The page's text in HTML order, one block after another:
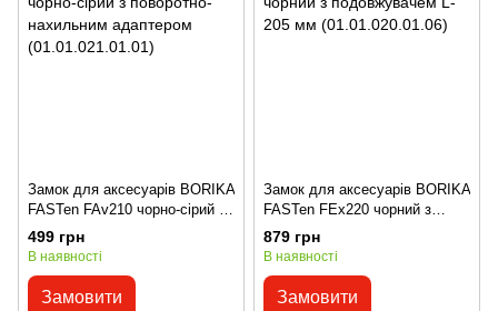
Замок для аксесуарів BORIKA
FASTen FAv210 чорно-сірий з
поворотно-нахильним
адаптером (01.01.021.01.01)
499 грн
В наявності
Замовити
Замок для аксесуарів BORIKA
FASTen FEx220 чорний з
подовжувачем L-205 мм
(01.01.020.01.06)
879 грн
В наявності
Замовити